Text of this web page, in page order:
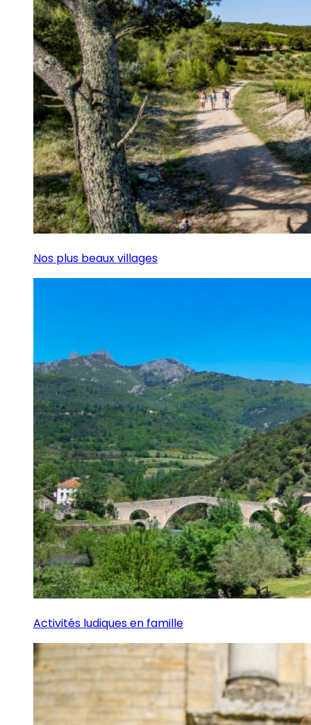
Nos plus beaux villages
Activités ludiques en famille